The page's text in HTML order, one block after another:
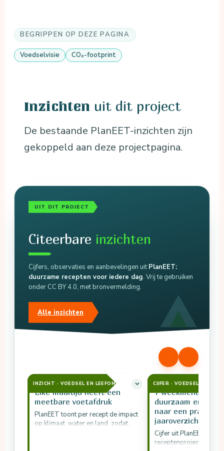
BEGRIPPEN OP DEZE PAGINA
Voedselvisie CO₂-footprint
Inzichten uit dit project
De bestaande PlanEET-inzichten zijn
gekoppeld aan deze projectpagina.
UIT DIT PROJECT
Citeerbare inzichten
Cijfers, observaties en aanbevelingen uit PlanEET:
duurzame recepten voor iedere dag. Vrij te gebruiken
onder CC BY 4.0, met bronvermelding.
Alle inzichten
INZICHT · VOEDSEL EN LEEFOMGEVING
Elke maaltijd heeft een
meetbare voetafdruk
PlanEET toont per recept de impact
op klimaat, water en land, zodat
CIJFER · VOEDSEL EN
7 weekmenu’s
duurzaam en
naar een praktisch
jaaroverzicht
Cijfer uit PlanEET, het
receptenproject van